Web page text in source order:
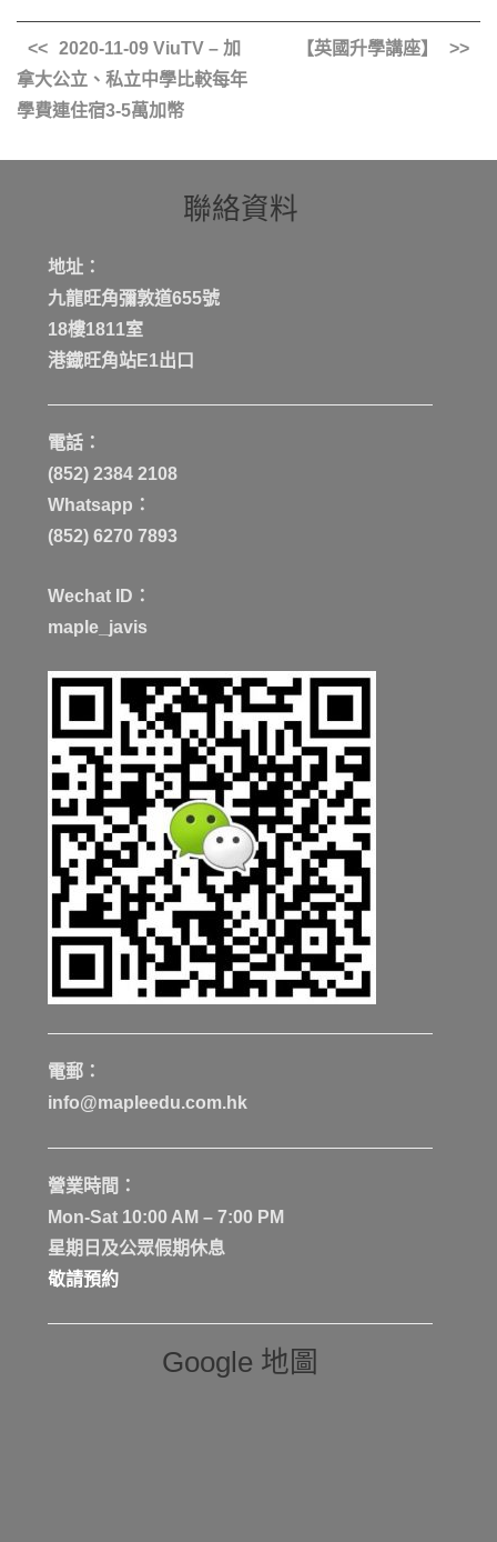
2020-11-09 ViuTV – 加
拿大公立、私立中學比較每年
學費連住宿3-5萬加幣
【英國升學講座】
聯絡資料
地址：
九龍旺角彌敦道655號
18樓1811室
港鐡旺角站E1出口
電話：
(852) 2384 2108
Whatsapp：
(852) 6270 7893
Wechat ID：
maple_javis
電郵：
info@mapleedu.com.hk
營業時間：
Mon-Sat 10:00 AM – 7:00 PM
星期日及公眾假期休息
敬請預約
Google 地圖